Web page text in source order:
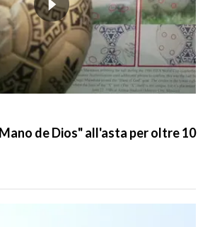
de Dios" all'asta per oltre 10